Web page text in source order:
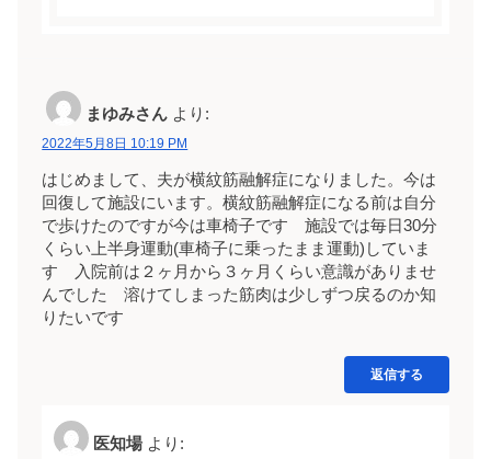
まゆみさん より:
2022年5月8日 10:19 PM
はじめまして、夫が横紋筋融解症になりました。今は
回復して施設にいます。横紋筋融解症になる前は自分
で歩けたのですが今は車椅子です 施設では毎日30分
くらい上半身運動(車椅子に乗ったまま運動)していま
す 入院前は２ヶ月から３ヶ月くらい意識がありませ
んでした 溶けてしまった筋肉は少しずつ戻るのか知
りたいです
返信する
医知場 より: